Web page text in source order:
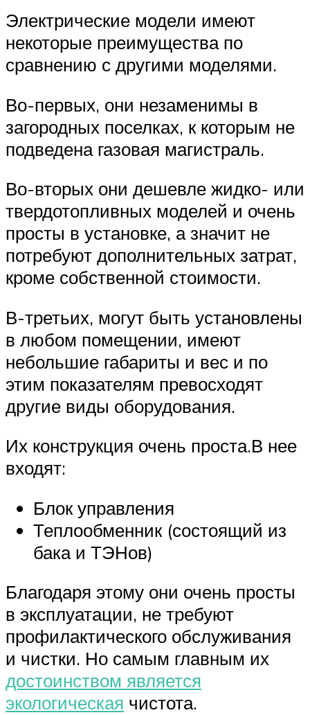
Электрические модели имеют
некоторые преимущества по
сравнению с другими моделями.
Во-первых, они незаменимы в
загородных поселках, к которым не
подведена газовая магистраль.
Во-вторых они дешевле жидко- или
твердотопливных моделей и очень
просты в установке, а значит не
потребуют дополнительных затрат,
кроме собственной стоимости.
В-третьих, могут быть установлены
в любом помещении, имеют
небольшие габариты и вес и по
этим показателям превосходят
другие виды оборудования.
Их конструкция очень проста.В нее
входят:
Блок управления
Теплообменник (состоящий из
бака и ТЭНов)
Благодаря этому они очень просты
в эксплуатации, не требуют
профилактического обслуживания
и чистки. Но самым главным их
достоинством является
экологическая чистота.